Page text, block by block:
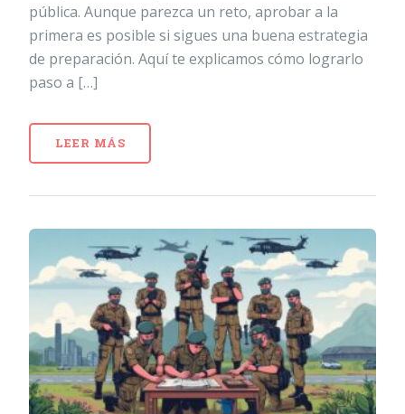
pública. Aunque parezca un reto, aprobar a la
primera es posible si sigues una buena estrategia
de preparación. Aquí te explicamos cómo lograrlo
paso a […]
LEER MÁS